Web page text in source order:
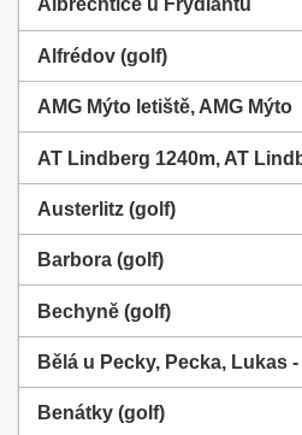
Albrechtice u Frýdlantu
Alfrédov (golf)
AMG Mýto letiště, AMG Mýto
AT Lindberg 1240m, AT
Austerlitz (golf)
Barbora (golf)
Bechyně (golf)
Bělá u Pecky, Pecka, Lukas
Benátky (golf)